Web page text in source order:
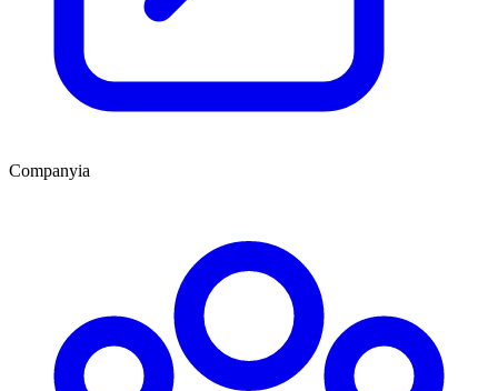
Companyia